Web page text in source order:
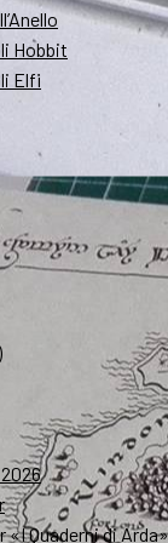
Hobbit
Elfi
Quaderni di Arda»